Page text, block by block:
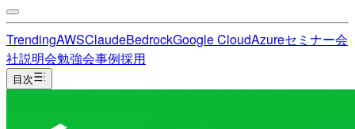
TrendingAWSClaudeBedrockGoogle CloudAzureセミナー会
社説明会勉強会事例採用
目次